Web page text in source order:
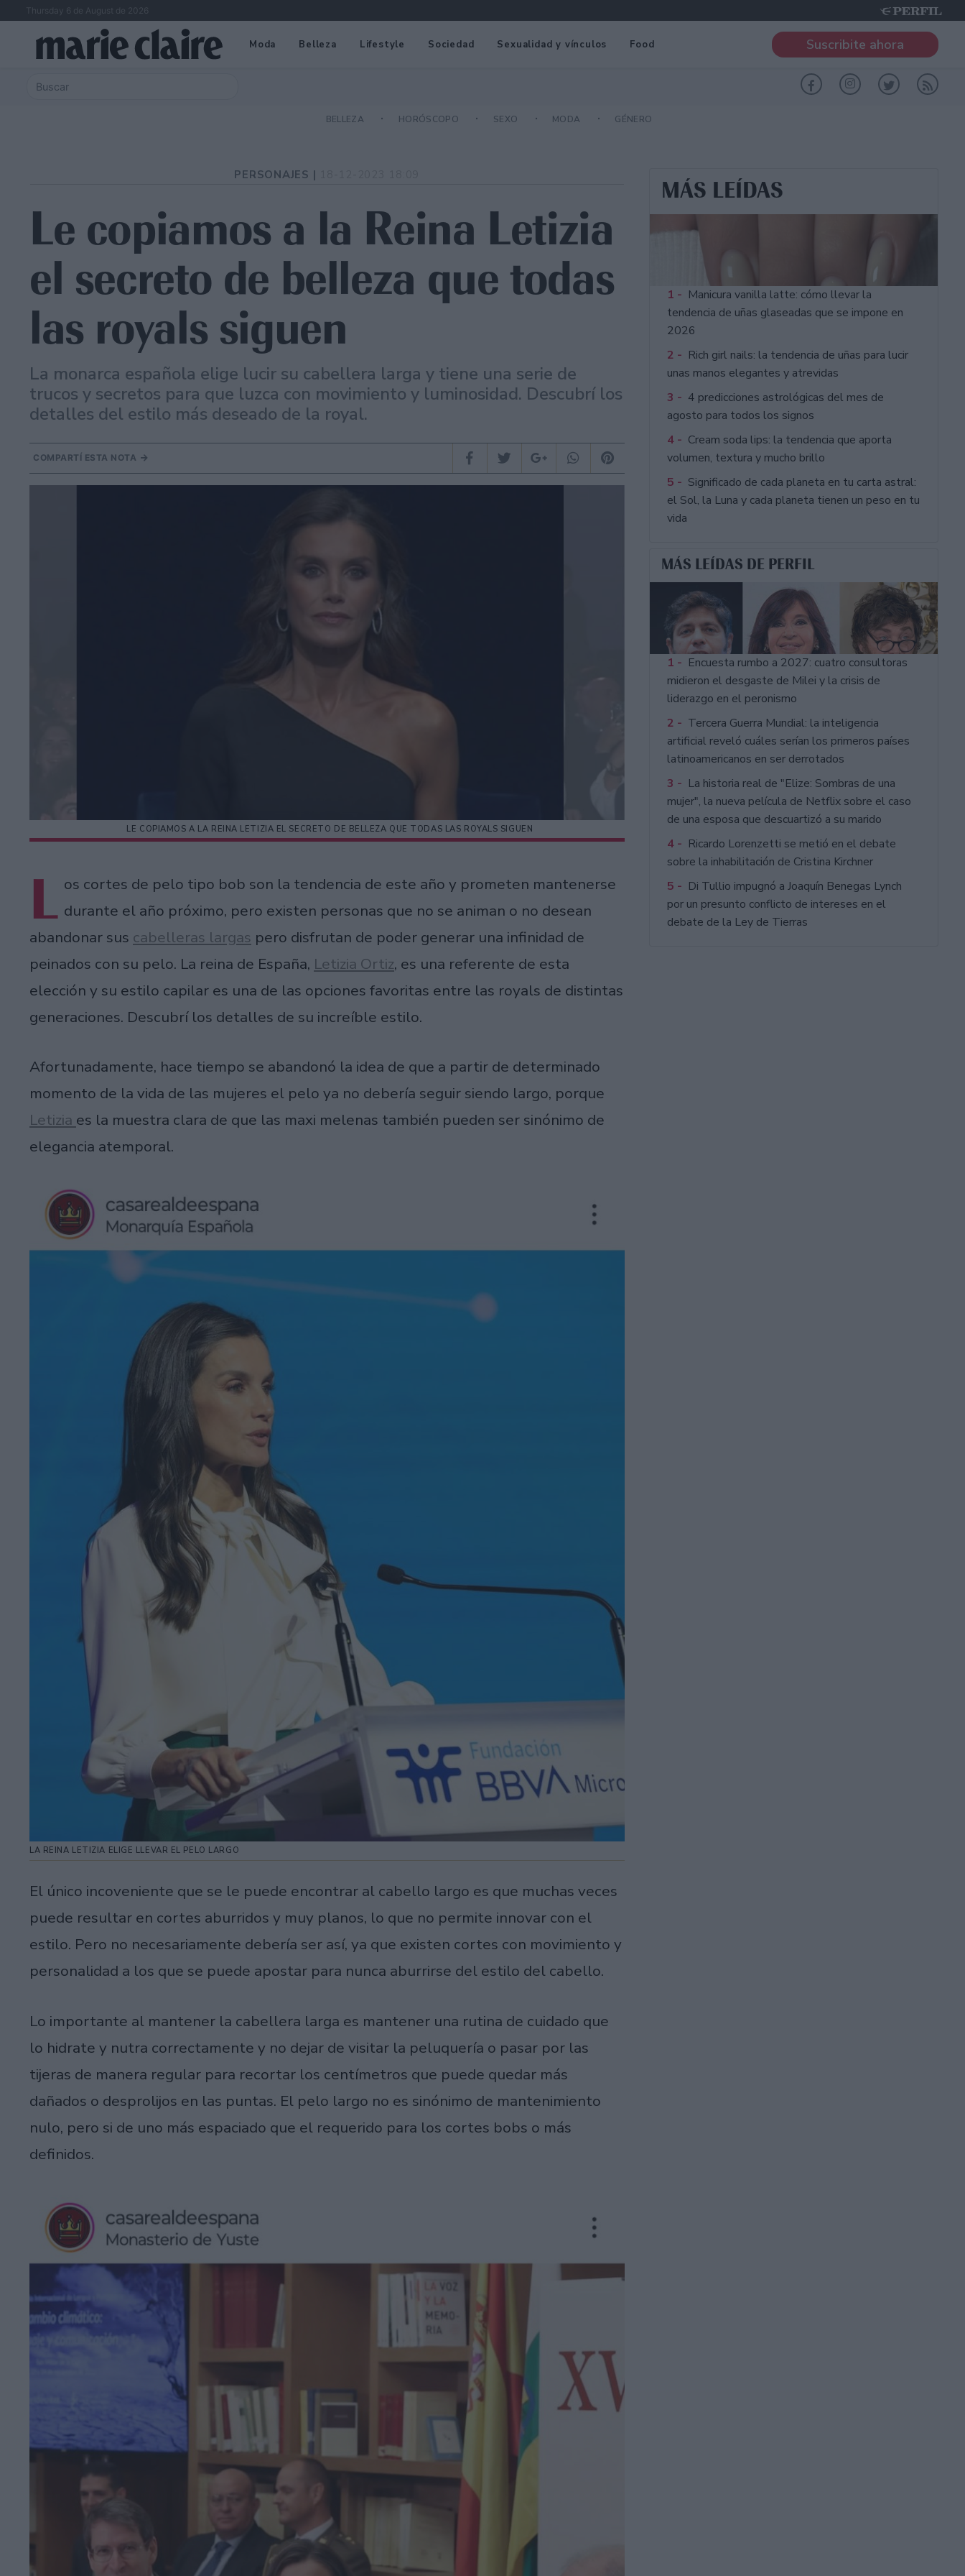
Thursday 6 de August de 2026
Moda Belleza Lifestyle Sociedad Sexualidad y vínculos Food Suscribite ahora
BELLEZA HORÓSCOPO SEXO MODA GÉNERO
PERSONAJES |
Le copiamos a la Reina Letizia
el secreto de belleza que todas
las royals siguen
La monarca española elige lucir su cabellera larga y tiene una serie de
trucos y secretos para que luzca con movimiento y luminosidad. Descubrí los
detalles del estilo más deseado de la royal.
COMPARTÍ ESTA NOTA
LE COPIAMOS A LA REINA LETIZIA EL SECRETO DE BELLEZA QUE TODAS LAS ROYALS SIGUEN
L os cortes de pelo tipo bob son la tendencia de este año y prometen mantenerse
durante el año próximo, pero existen personas que no se animan o no desean
abandonar sus cabelleras largas pero disfrutan de poder generar una infinidad de
peinados con su pelo. La reina de España, Letizia Ortiz, es una referente de esta
elección y su estilo capilar es una de las opciones favoritas entre las royals de distintas
generaciones. Descubrí los detalles de su increíble estilo.
Afortunadamente, hace tiempo se abandonó la idea de que a partir de determinado
momento de la vida de las mujeres el pelo ya no debería seguir siendo largo, porque
Letizia es la muestra clara de que las maxi melenas también pueden ser sinónimo de
elegancia atemporal.
LA REINA LETIZIA ELIGE LLEVAR EL PELO LARGO
El único incoveniente que se le puede encontrar al cabello largo es que muchas veces
puede resultar en cortes aburridos y muy planos, lo que no permite innovar con el
estilo. Pero no necesariamente debería ser así, ya que existen cortes con movimiento y
personalidad a los que se puede apostar para nunca aburrirse del estilo del cabello.
Lo importante al mantener la cabellera larga es mantener una rutina de cuidado que
lo hidrate y nutra correctamente y no dejar de visitar la peluquería o pasar por las
tijeras de manera regular para recortar los centímetros que puede quedar más
dañados o desprolijos en las puntas. El pelo largo no es sinónimo de mantenimiento
nulo, pero si de uno más espaciado que el requerido para los cortes bobs o más
definidos.
MÁS LEÍDAS
1 - Manicura vanilla latte: cómo llevar la
tendencia de uñas glaseadas que se impone en
2026
2 - Rich girl nails: la tendencia de uñas para lucir
unas manos elegantes y atrevidas
3 - 4 predicciones astrológicas del mes de
agosto para todos los signos
4 - Cream soda lips: la tendencia que aporta
volumen, textura y mucho brillo
5 - Significado de cada planeta en tu carta astral:
el Sol, la Luna y cada planeta tienen un peso en tu
vida
MÁS LEÍDAS DE PERFIL
1 - Encuesta rumbo a 2027: cuatro consultoras
midieron el desgaste de Milei y la crisis de
liderazgo en el peronismo
2 - Tercera Guerra Mundial: la inteligencia
artificial reveló cuáles serían los primeros países
latinoamericanos en ser derrotados
3 - La historia real de "Elize: Sombras de una
mujer", la nueva película de Netflix sobre el caso
de una esposa que descuartizó a su marido
4 - Ricardo Lorenzetti se metió en el debate
sobre la inhabilitación de Cristina Kirchner
5 - Di Tullio impugnó a Joaquín Benegas Lynch
por un presunto conflicto de intereses en el
debate de la Ley de Tierras